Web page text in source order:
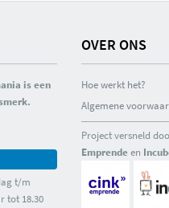
is een
t/m
tot 18.30
OVER ONS
Hoe werkt het?
Algemene
Project versneld
Emprendeen